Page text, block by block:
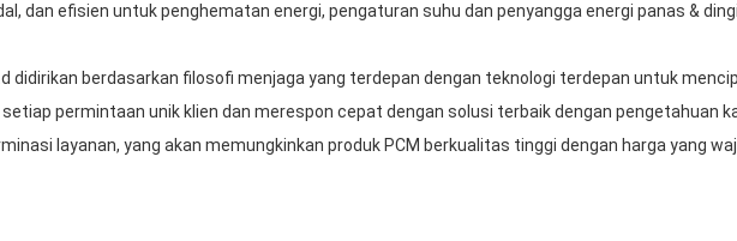
dan efisien untuk penghematan energi, pengaturan suhu dan penyangga energi panas &
didirikan berdasarkan filosofi menjaga yang terdepan dengan teknologi terdepan untuk
permintaan unik klien dan merespon cepat dengan solusi terbaik dengan pengetahuan
layanan, yang akan memungkinkan produk PCM berkualitas tinggi dengan harga yang